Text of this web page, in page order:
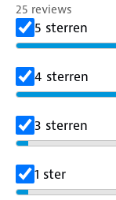
✓ Lichtgewicht
✓ Inhoud: 85 liter
✓ Geïntegreerd
✓ Geschikt als
✓ Afmetingen:
✓ Materiaal
✓ Materiaal
✓ Telescoop
✓ Vier dubbele
25 reviews
5 sterren
4 sterren
3 sterren
1 ster